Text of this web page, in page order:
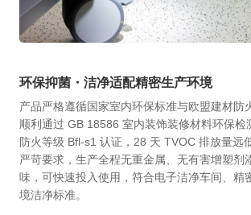
环保抑菌・洁净适配精密生产环境
产品严格遵循国家室内环保标准与欧盟建材防
顺利通过 GB 18586 室内装饰装修材料环保检
防火等级 Bfl-s1 认证，28 天 TVOC 排放量远
严苛要求，生产全程无重金属、无有害增塑剂
味，可快速投入使用，符合电子洁净车间、精
境洁净标准。